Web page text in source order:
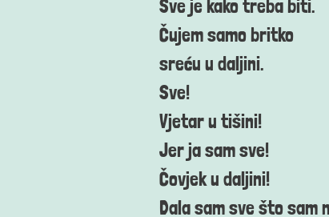
Sve je kako treba biti.
Čujem samo britko
sreću u daljini.
Sve!
Vjetar u tišini!
Jer ja sam sve!
Čovjek u daljini!
Dala sam sve što sam